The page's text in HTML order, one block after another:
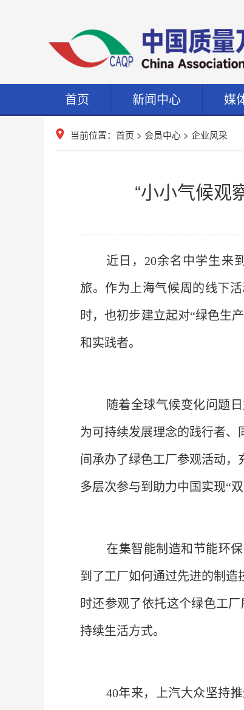
首页 新闻中心 媒
当前位置： 首页 > 会员中心 > 企业风采
“小小气候观
近日，20余名中学生来
旅。作为上海气候周的线下
时，也初步建立起对“绿色生
和实践者。
随着全球气候变化问题
为可持续发展理念的践行者、
间承办了绿色工厂参观活动
多层次参与到助力中国实现“
在集智能制造和节能环
到了工厂如何通过先进的制造
时还参观了依托这个绿色工
持续生活方式。
40年来，上汽大众坚持